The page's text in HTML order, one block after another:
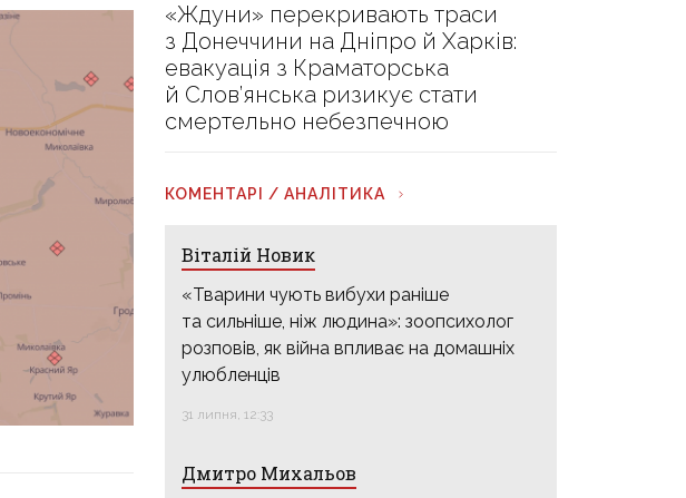
«Ждуни» перекривають траси
з Донеччини на Дніпро й Харків:
евакуація з Краматорська
й Слов’янська ризикує стати
смертельно небезпечною
КОМЕНТАРІ / АНАЛІТИКА
Віталій Новик
«Тварини чують вибухи раніше
та сильніше, ніж людина»: зоопсихолог
розповів, як війна впливає на домашніх
улюбленців
31 липня, 12:33
Дмитро Михальов